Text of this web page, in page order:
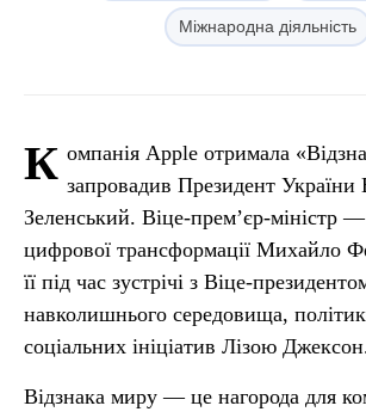
Міжнародна діяльність
К омпанія Apple отримала
запровадив Президент
Зеленський. Віце-прем’єр-міністр
цифрової трансформації Михайло
її під час зустрічі з Віце-
навколишнього середовища,
соціальних ініціатив Лізою
Відзнака миру — це нагорода для